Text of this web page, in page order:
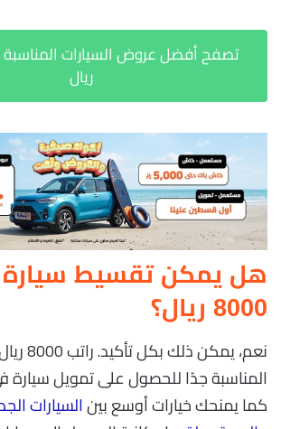
ريال
هل يمكن تقسيط سيارة
8000 ريال؟
نعم،
المناسبة جدًا للحصول على تمويل سيارة
كما يمنحك خيارات أوسع بينالسيارات